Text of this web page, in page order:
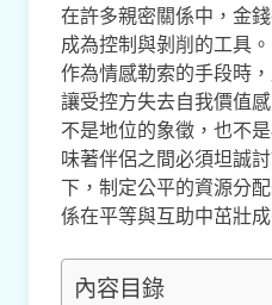
在許多親密關係中，金
成為控制與剝削的工具
作為情感勒索的手段時
讓受控方失去自我價值
不是地位的象徵，也不
味著伴侶之間必須坦誠
下，制定公平的資源分
係在平等與互助中茁壯成
內容目錄